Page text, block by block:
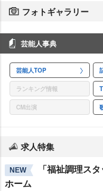
フォトギャラリー
芸能人事典
芸能人TOP
ランキング情報
CM出演
求人特集
NEW
「福祉調理ス
ホーム